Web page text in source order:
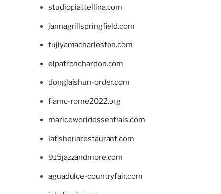
studiopiattellina.com
jannagrillspringfield.com
fujiyamacharleston.com
elpatronchardon.com
donglaishun-order.com
fiamc-rome2022.org
mariceworldessentials.com
lafisheriarestaurant.com
915jazzandmore.com
aguadulce-countryfair.com